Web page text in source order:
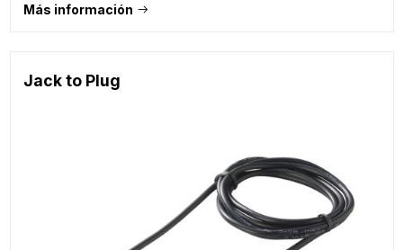
Más información
Jack to Plug